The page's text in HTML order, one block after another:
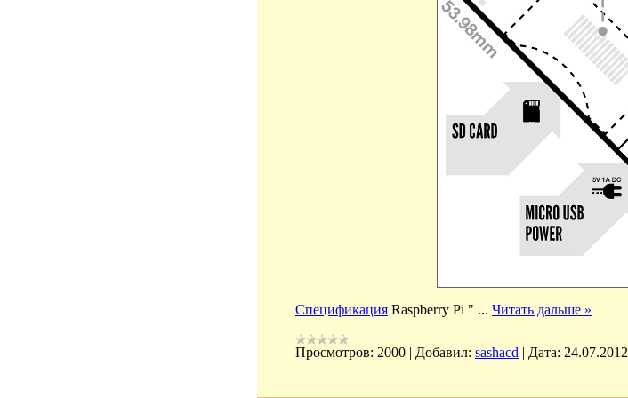
Спецификация Raspberry Pi " ... Читать дальше »
Просмотров: 2000 | Добавил: sashacd | Дата: 24.07.2012